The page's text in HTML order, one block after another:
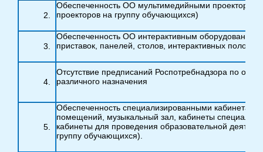
Обеспеченность ОО мультимедийными
проекторов на группу обучающихся)
Обеспеченность ОО интерактивным оборудованием
приставок, панелей, столов, интерактивных полов
Отсутствие предписаний Роспотребнадзора по
различного назначения
Обеспеченность специализированными кабинетами
помещений, музыкальный зал, кабинеты
кабинеты для проведения образовательной
группу обучающихся).